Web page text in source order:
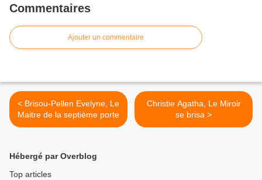
Commentaires
Ajouter un commentaire
< Brisou-Pellen Evelyne, Le
Maitre de la septième porte
Christie Agatha, Le Miroir
se brisa >
Hébergé par Overblog
Top articles